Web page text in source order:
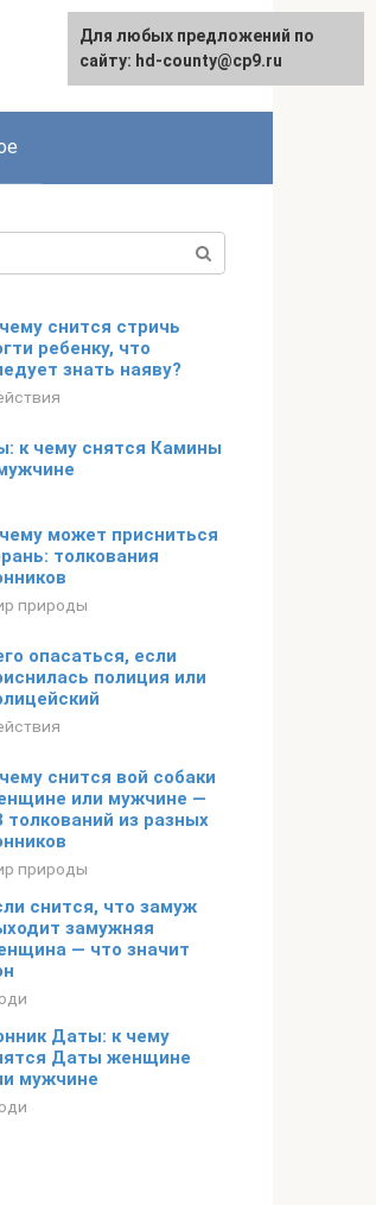
снится стричь
ребенку, что
знать наяву?
к чему снятся Камины
может присниться
толкования
природы
опасаться, если
полиция или
снится вой собаки
или мужчине —
толкований из разных
природы
снится, что замуж
замужняя
— что значит
Даты: к чему
Даты женщине
мужчине
Для любых предложений по
сайту: hd-county@cp9.ru